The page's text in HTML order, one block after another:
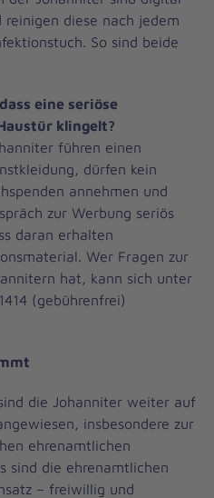
diese nach jedem
So sind beide
eine seriöse
klingelt?
führen einen
dürfen kein
annehmen und
zur Werbung seriös
daran erhalten
Wer Fragen zur
hat, kann sich unter
(gebührenfrei)
die Johanniter weiter auf
insbesondere zur
ehrenamtlichen
sind die ehrenamtlichen
– freiwillig und